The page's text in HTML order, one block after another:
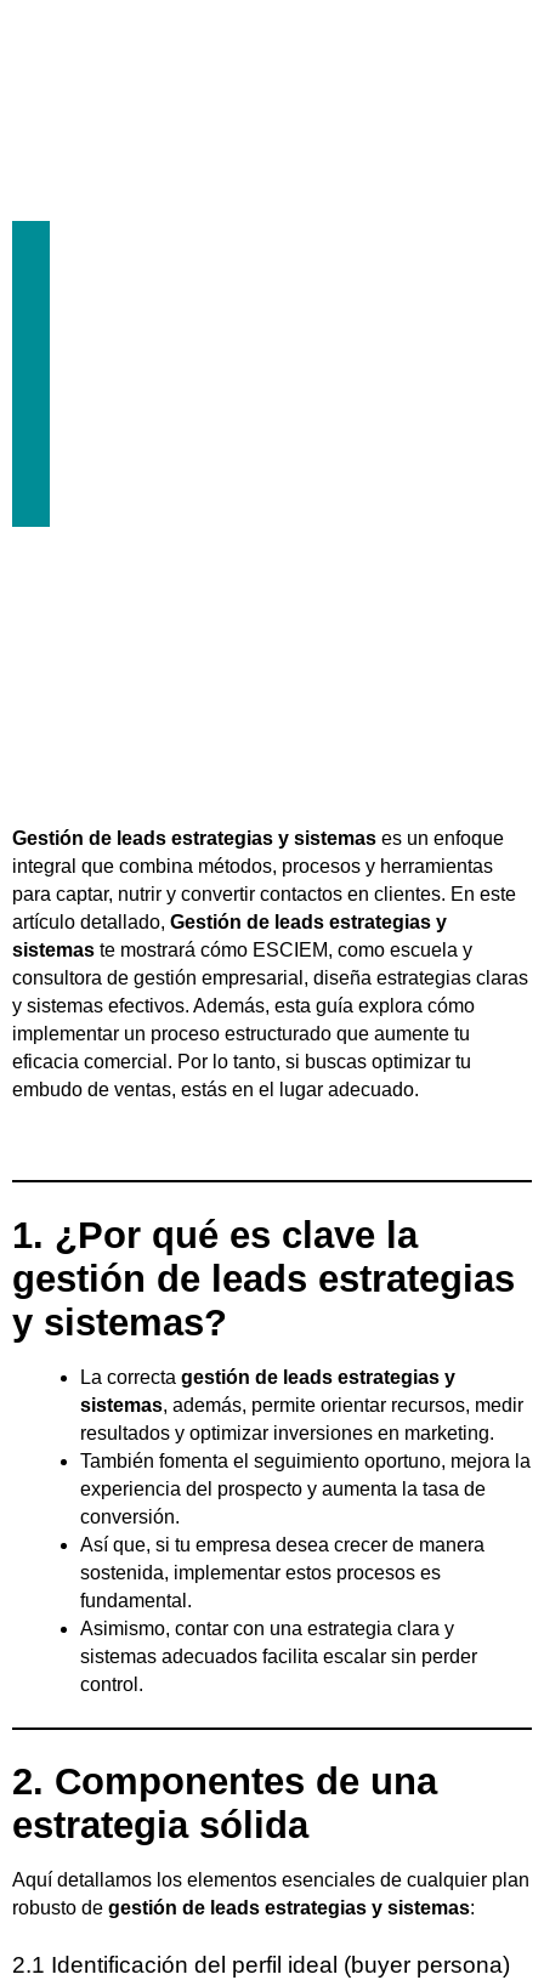
Gestión de leads estrategias y sistemas es un enfoque
integral que combina métodos, procesos y herramientas
para captar, nutrir y convertir contactos en clientes. En este
artículo detallado, Gestión de leads estrategias y
sistemas te mostrará cómo ESCIEM, como escuela y
consultora de gestión empresarial, diseña estrategias claras
y sistemas efectivos. Además, esta guía explora cómo
implementar un proceso estructurado que aumente tu
eficacia comercial. Por lo tanto, si buscas optimizar tu
embudo de ventas, estás en el lugar adecuado.
1. ¿Por qué es clave la
gestión de leads estrategias
y sistemas?
La correcta gestión de leads estrategias y
sistemas, además, permite orientar recursos, medir
resultados y optimizar inversiones en marketing.
También fomenta el seguimiento oportuno, mejora la
experiencia del prospecto y aumenta la tasa de
conversión.
Así que, si tu empresa desea crecer de manera
sostenida, implementar estos procesos es
fundamental.
Asimismo, contar con una estrategia clara y
sistemas adecuados facilita escalar sin perder
control.
2. Componentes de una
estrategia sólida
Aquí detallamos los elementos esenciales de cualquier plan
robusto de gestión de leads estrategias y sistemas:
2.1 Identificación del perfil ideal (buyer persona)